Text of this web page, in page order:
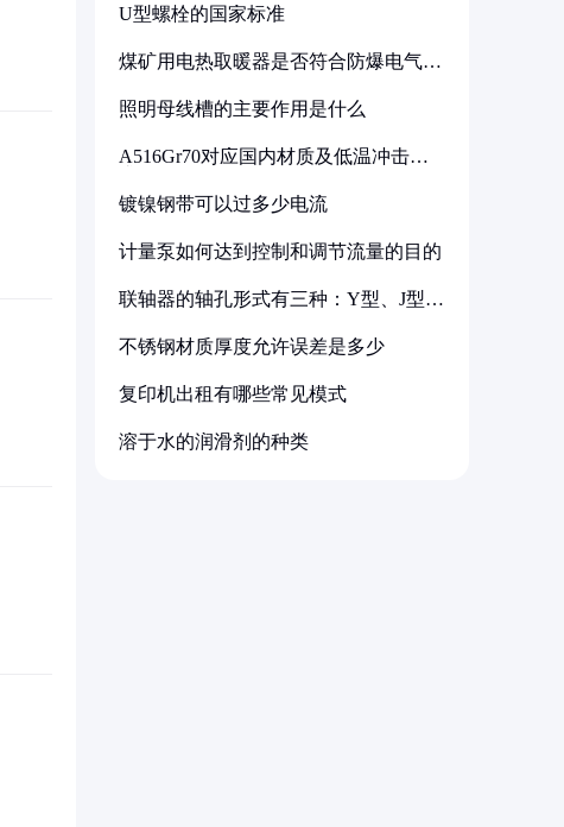
U型螺栓的国家标准
煤矿用电热取暖器是否符合防爆电气设
照明母线槽的主要作用是什么
A516Gr70对应国内材质及低温冲击要
镀镍钢带可以过多少电流
计量泵如何达到控制和调节流量的目的
联轴器的轴孔形式有三种：Y型、J型、
不锈钢材质厚度允许误差是多少
复印机出租有哪些常见模式
溶于水的润滑剂的种类